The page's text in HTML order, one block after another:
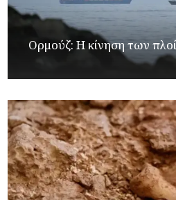
Ορμούζ: Η κίνηση των